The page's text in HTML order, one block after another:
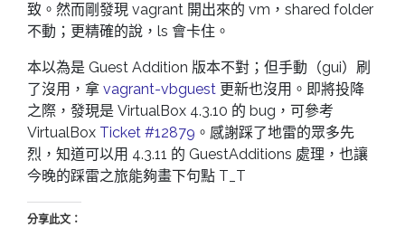
致。然而剛發現 vagrant 開出來的 vm，shared folder
不動；更精確的說，ls 會卡住。
本以為是 Guest Addition 版本不對；但手動（gui）刷
了沒用，拿 vagrant-vbguest 更新也沒用。即將投降
之際，發現是 VirtualBox 4.3.10 的 bug，可參考
VirtualBox Ticket #12879 。感謝踩了地雷的眾多先
烈，知道可以用 4.3.11 的 GuestAdditions 處理，也讓
今晚的踩雷之旅能夠畫下句點 T_T
分享此文：